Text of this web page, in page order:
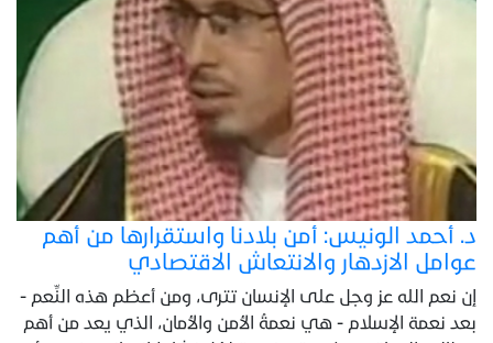
د. أحمد الونيس: أمن بلادنا واستقرارها من أهم
عوامل الازدهار والانتعاش الاقتصادي
إن نعم الله عز وجل على الإنسان تترى، ومن أعظم هذه النِّعم -
بعد نعمة الإسلام - هي نعمةُ الأمن والأمان، الذي يعد من أهم